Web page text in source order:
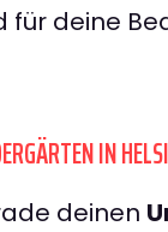
für deine
IN
deinen